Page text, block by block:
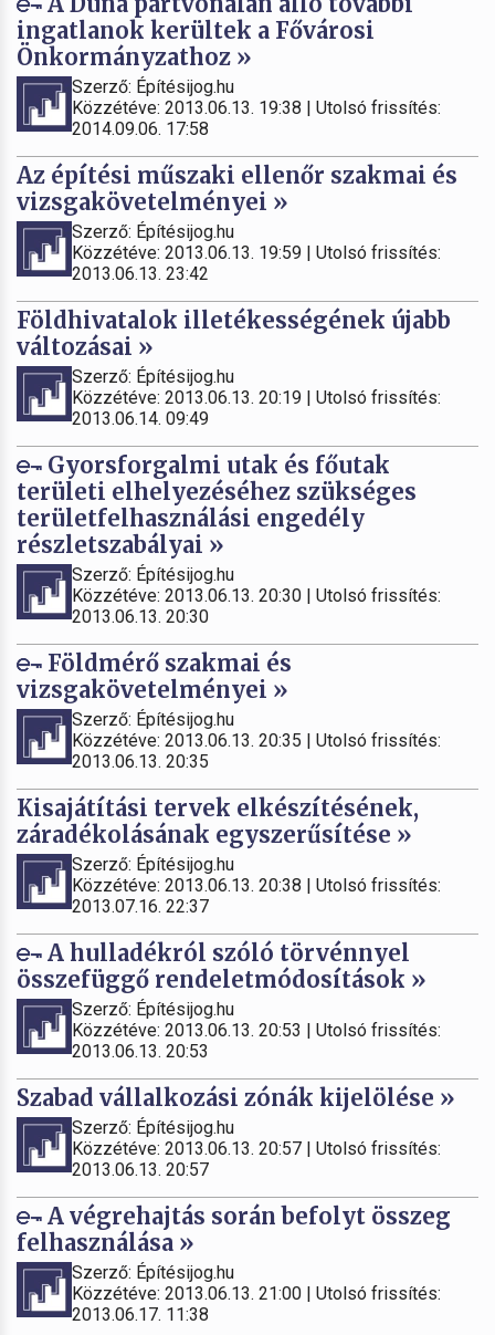
ingatlanok kerültek a Fővárosi
Önkormányzathoz »
Szerző: Építésijog.hu
Közzétéve: 2013.06.13. 19:38 | Utolsó frissítés:
2014.09.06. 17:58
Az építési műszaki ellenőr szakmai és
vizsgakövetelményei »
Szerző: Építésijog.hu
Közzétéve: 2013.06.13. 19:59 | Utolsó frissítés:
2013.06.13. 23:42
Földhivatalok illetékességének újabb
változásai »
Szerző: Építésijog.hu
Közzétéve: 2013.06.13. 20:19 | Utolsó frissítés:
2013.06.14. 09:49
Gyorsforgalmi utak és főutak
területi elhelyezéséhez szükséges
területfelhasználási engedély
részletszabályai »
Szerző: Építésijog.hu
Közzétéve: 2013.06.13. 20:30 | Utolsó frissítés:
2013.06.13. 20:30
Földmérő szakmai és
vizsgakövetelményei »
Szerző: Építésijog.hu
Közzétéve: 2013.06.13. 20:35 | Utolsó frissítés:
2013.06.13. 20:35
Kisajátítási tervek elkészítésének,
záradékolásának egyszerűsítése »
Szerző: Építésijog.hu
Közzétéve: 2013.06.13. 20:38 | Utolsó frissítés:
2013.07.16. 22:37
A hulladékról szóló törvénnyel
összefüggő rendeletmódosítások »
Szerző: Építésijog.hu
Közzétéve: 2013.06.13. 20:53 | Utolsó frissítés:
2013.06.13. 20:53
Szabad vállalkozási zónák kijelölése »
Szerző: Építésijog.hu
Közzétéve: 2013.06.13. 20:57 | Utolsó frissítés:
2013.06.13. 20:57
A végrehajtás során befolyt összeg
felhasználása »
Szerző: Építésijog.hu
Közzétéve: 2013.06.13. 21:00 | Utolsó frissítés:
2013.06.17. 11:38